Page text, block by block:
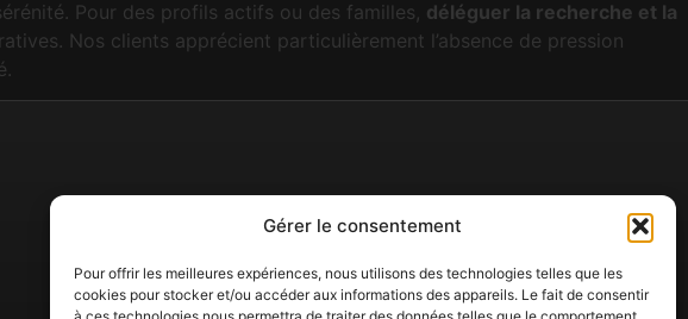
Gérer le consentement
Pour offrir les meilleures expériences, nous utilisons des technologies telles que les
cookies pour stocker et/ou accéder aux informations des appareils. Le fait de consentir
Pour des profils actifs ou des familles, déléguer la recherche et la
Nos clients apprécient particulièrement l’absence de pression
Pages légales
Politique de confidentialité